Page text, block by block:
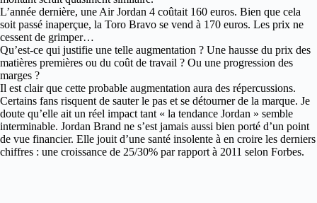
L’année dernière, une Air Jordan 4 coûtait 160 euros. Bien que cela
soit passé inaperçue, la Toro Bravo se vend à 170 euros. Les prix ne
cessent de grimper…
Qu’est-ce qui justifie une telle augmentation ? Une hausse du prix des
matières premières ou du coût de travail ? Ou une progression des
marges ?
Il est clair que cette probable augmentation aura des répercussions.
Certains fans risquent de sauter le pas et se détourner de la marque. Je
doute qu’elle ait un réel impact tant « la tendance Jordan » semble
interminable. Jordan Brand ne s’est jamais aussi bien porté d’un point
de vue financier. Elle jouit d’une santé insolente à en croire les derniers
chiffres : une croissance de 25/30% par rapport à 2011 selon Forbes.